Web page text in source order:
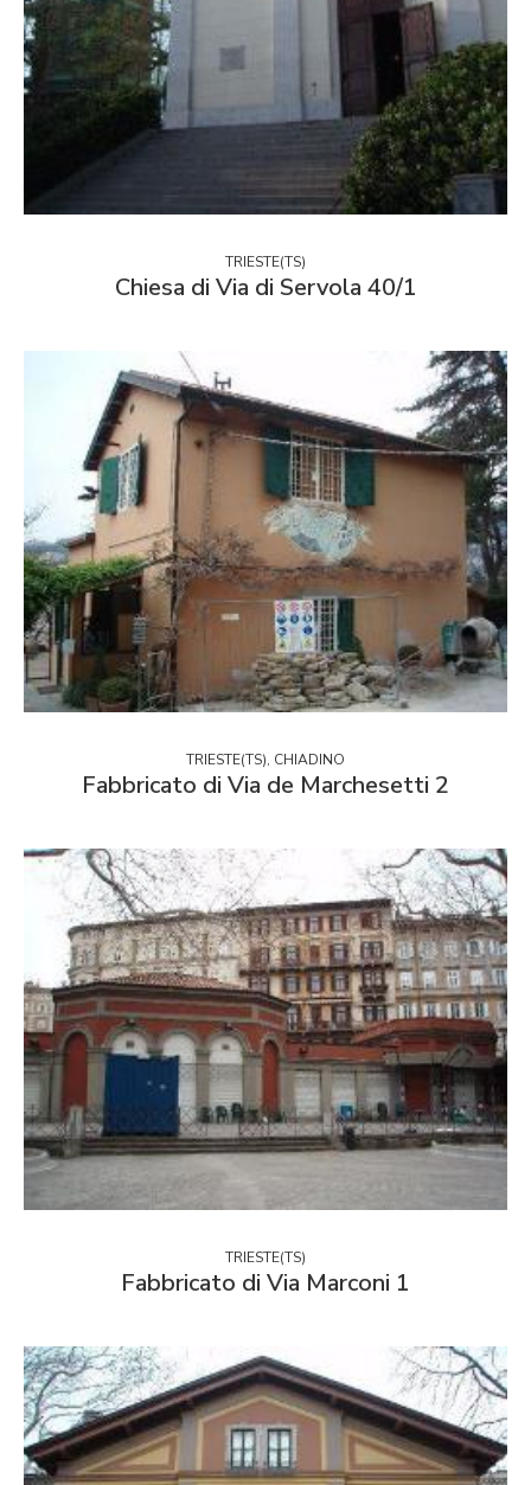
TRIESTE(TS)
Chiesa di Via di Servola 40/1
TRIESTE(TS), CHIADINO
Fabbricato di Via de Marchesetti 2
TRIESTE(TS)
Fabbricato di Via Marconi 1